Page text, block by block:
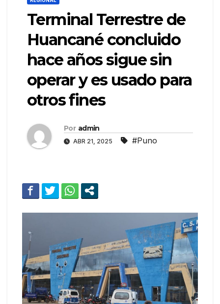
Terminal Terrestre de
Huancané concluido
hace años sigue sin
operar y es usado para
otros fines
Por admin
ABR 21, 2025 #Puno